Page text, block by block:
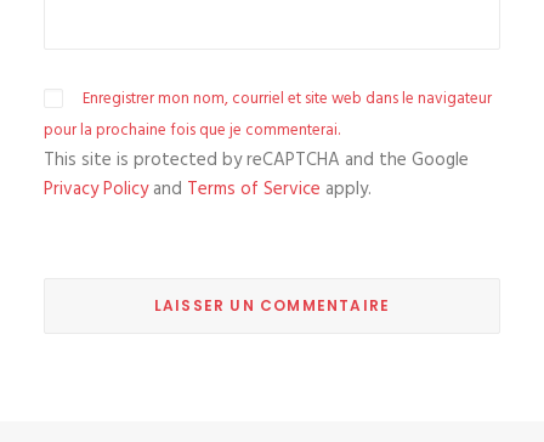
Enregistrer mon nom, courriel et site web dans le navigateur
pour la prochaine fois que je commenterai.
This site is protected by reCAPTCHA and the Google
Privacy Policyand Terms of Service apply.